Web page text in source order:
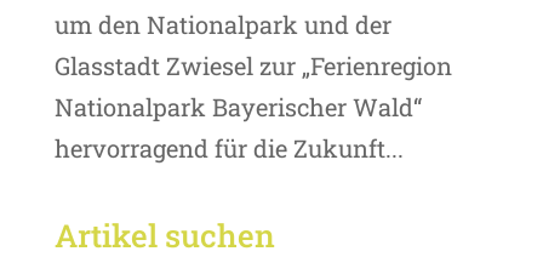
um den Nationalpark und der
Glasstadt Zwiesel zur „Ferienregion
Nationalpark Bayerischer Wald“
hervorragend für die Zukunft...
Artikel suchen